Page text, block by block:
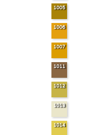
1005
1006
1007
1011
1012
1013
1014